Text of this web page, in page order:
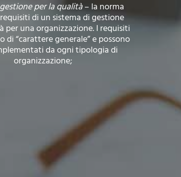
per la qualità– la norma
di un sistema di gestione
per una organizzazione. I requisiti
di “carattere generale” e possono
da ogni tipologia di
organizzazione;